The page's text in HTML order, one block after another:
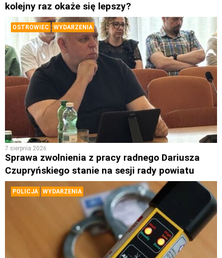
kolejny raz okaże się lepszy?
OSTROWIEC WYDARZENIA
7 sierpnia 2026
Sprawa zwolnienia z pracy radnego Dariusza
Czupryńskiego stanie na sesji rady powiatu
POLICJA WYDARZENIA